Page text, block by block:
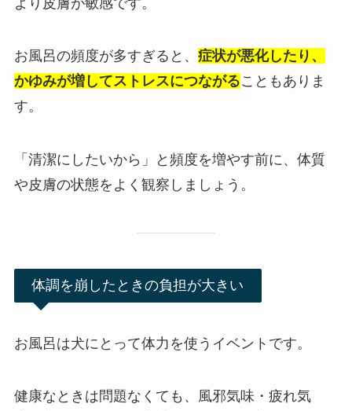
お風呂の頻度が多すぎると、 症状が悪化したり、
かゆみが増してストレスにつながることもありま
す。
「清潔にしたいから」と頻度を増やす前に、体質
や皮膚の状態をよく観察しましょう。
体調を崩したときの負担が大きい
お風呂は犬にとって体力を使うイベントです。
健康なときは問題なくても、風邪気味・疲れ気